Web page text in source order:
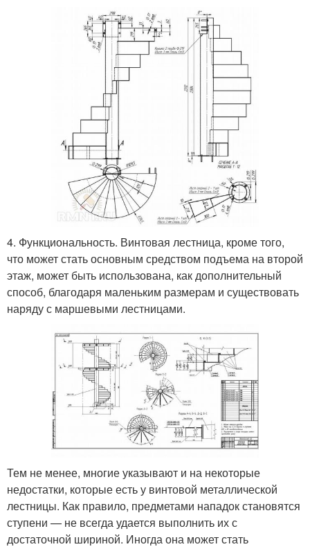
4. Функциональность. Винтовая лестница, кроме того,
что может стать основным средством подъема на второй
этаж, может быть использована, как дополнительный
способ, благодаря маленьким размерам и существовать
наряду с маршевыми лестницами.
Тем не менее, многие указывают и на некоторые
недостатки, которые есть у винтовой металлической
лестницы. Как правило, предметами нападок становятся
ступени — не всегда удается выполнить их с
достаточной шириной. Иногда она может стать